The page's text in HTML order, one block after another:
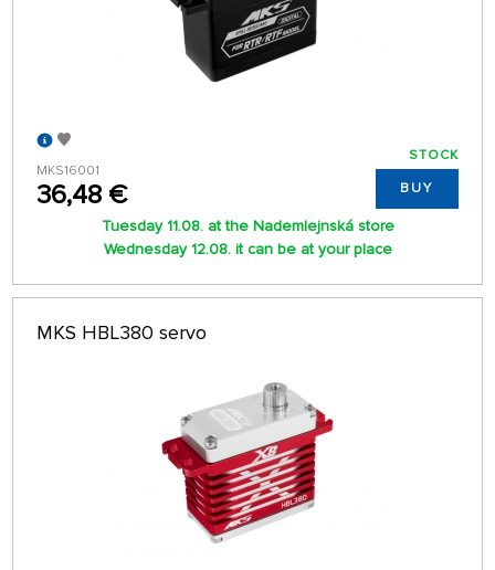
MKS16001
36,48 €
STOCK
BUY
Tuesday 11.08. at the Nademlejnská store
Wednesday 12.08. it can be at your place
MKS HBL380 servo